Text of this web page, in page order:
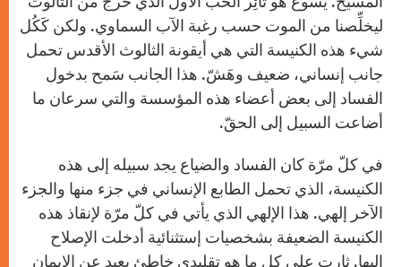
ليخلِّصنا من الموت حسب رغبة الآب السماوي. ولكن كَكُل
شيء هذه الكنيسة التي هي أيقونة الثالوث الأقدس تحمل
جانب إنساني، ضعيف وهَشّ. هذا الجانب سَمح بدخول
الفساد إلى بعض أعضاء هذه المؤسسة والتي سرعان ما
أضاعت السبيل إلى الحقّ.
في كلّ مرّة كان الفساد والضياع يجد سبيله إلى هذه
الكنيسة، الذي تحمل الطابع الإنساني في جزء منها والجزء
الآخر إلهي. هذا الإلهي الذي يأتي في كلّ مرّة لإنقاذ هذه
الكنيسة الضعيفة بشخصيات إستثنائية أدخلت الإصلاح
إليها. ثارت على كل ما هو تقليدي خاطئ بعيد عن الإيمان